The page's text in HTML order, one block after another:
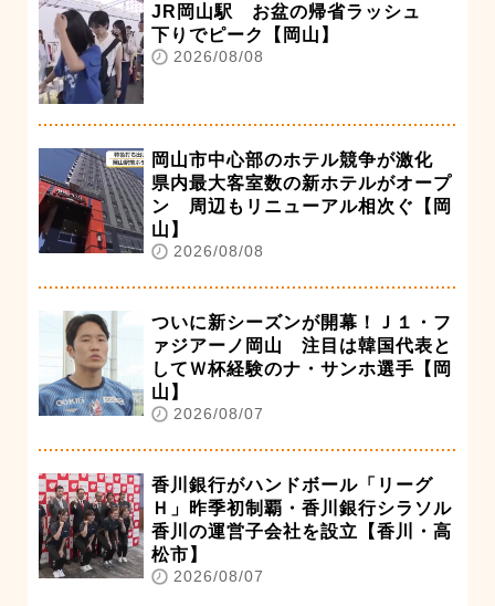
JR岡山駅 お盆の帰省ラッシュ
下りでピーク【岡山】
2026/08/08
岡山市中心部のホテル競争が激化
県内最大客室数の新ホテルがオープ
ン 周辺もリニューアル相次ぐ【岡
山】
2026/08/08
ついに新シーズンが開幕！Ｊ１・フ
ァジアーノ岡山 注目は韓国代表と
してＷ杯経験のナ・サンホ選手【岡
山】
2026/08/07
香川銀行がハンドボール「リーグ
Ｈ」昨季初制覇・香川銀行シラソル
香川の運営子会社を設立【香川・高
松市】
2026/08/07